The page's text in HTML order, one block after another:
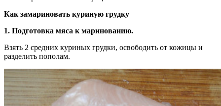
Как замариновать куриную грудку
1. Подготовка мяса к маринованию.
Взять 2 средних куриных грудки, освободить от кожицы и
разделить пополам.